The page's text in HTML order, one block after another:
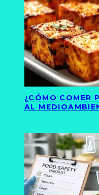
¿CÓMO COMER
AL